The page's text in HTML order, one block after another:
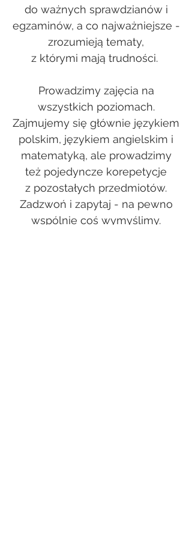
do ważnych sprawdzianów i
egzaminów, a co najważniejsze -
zrozumieją tematy,
z którymi mają trudności.
Prowadzimy zajęcia na
wszystkich poziomach.
Zajmujemy się głównie językiem
polskim, językiem angielskim i
matematyką, ale prowadzimy
też pojedyncze korepetycje
z pozostałych przedmiotów.
Zadzwoń i zapytaj - na pewno
wspólnie coś wymyślimy.